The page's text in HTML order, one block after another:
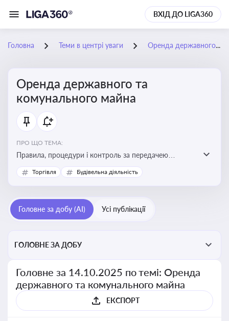
ВХІД ДО LIGA360
Головна Теми в центрі уваги Оренда державного та комунального майна
Оренда державного та
комунального майна
ПРО ЩО ТЕМА:
Правила, процедури і контроль за передачею
державного та комунального майна в оренду. Кейси
використання публічного майна
Торгівля Будівельна діяльність
Головне за добу (AI) Усі публікації
ГОЛОВНЕ ЗА ДОБУ
Головне за 14.10.2025 по темі: Оренда
державного та комунального майна
ЕКСПОРТ